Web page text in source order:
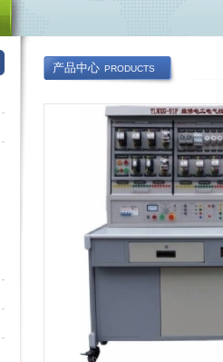
产品中心 PRODUCTS